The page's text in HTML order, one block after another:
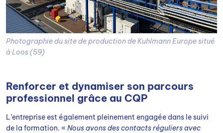
Photographie du site de production de Kuhlmann Europe situé
à Loos (59)
Renforcer et dynamiser son parcours
professionnel grâce au CQP
L’entreprise est également pleinement engagée dans le suivi
de la formation. « Nous avons des contacts réguliers avec